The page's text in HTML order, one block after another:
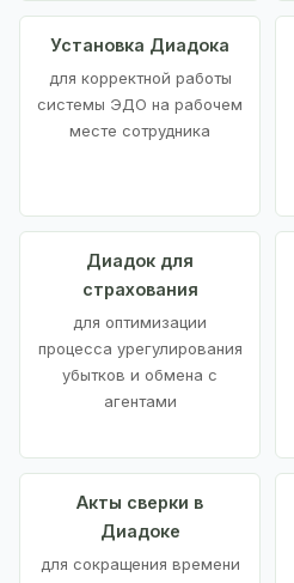
Установка Диадока
для корректной работы
системы ЭДО на рабочем
месте сотрудника
Диадок для
страхования
для оптимизации
процесса урегулирования
убытков и обмена с
агентами
Акты сверки в
Диадоке
для сокращения времени